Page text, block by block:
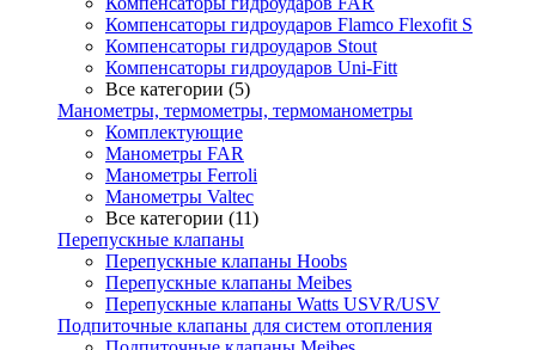
Компенсаторы гидроударов Flamco Flexofit S
Компенсаторы гидроударов Stout
Компенсаторы гидроударов Uni-Fitt
Все категории (5)
Манометры, термометры, термоманометры
Комплектующие
Манометры FAR
Манометры Ferroli
Манометры Valtec
Все категории (11)
Перепускные клапаны
Перепускные клапаны Hoobs
Перепускные клапаны Meibes
Перепускные клапаны Watts USVR/USV
Подпиточные клапаны для систем отопления